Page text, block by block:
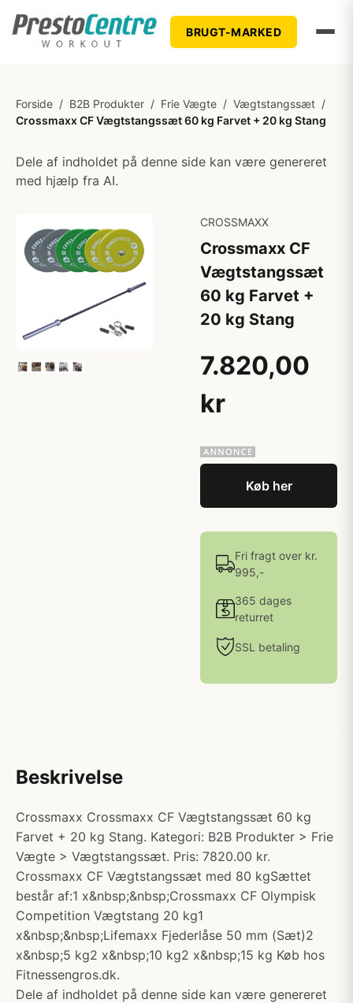
BRUGT-MARKED
Forside / B2B Produkter / Frie Vægte / Vægtstangssæt /
Crossmaxx CF Vægtstangssæt 60 kg Farvet + 20 kg Stang
Dele af indholdet på denne side kan være genereret
med hjælp fra AI.
CROSSMAXX
Crossmaxx CF
Vægtstangssæt
60 kg Farvet +
20 kg Stang
7.820,00
kr
Køb her
Fri fragt over kr.
995,-
365 dages
returret
SSL betaling
Beskrivelse
Crossmaxx Crossmaxx CF Vægtstangssæt 60 kg
Farvet + 20 kg Stang. Kategori: B2B Produkter > Frie
Vægte > Vægtstangssæt. Pris: 7820.00 kr.
Crossmaxx CF Vægtstangssæt med 80 kgSættet
består af:1 x&nbsp;&nbsp;Crossmaxx CF Olympisk
Competition Vægtstang 20 kg1
x&nbsp;&nbsp;Lifemaxx Fjederlåse 50 mm (Sæt)2
x&nbsp;5 kg2 x&nbsp;10 kg2 x&nbsp;15 kg Køb hos
Fitnessengros.dk.
Dele af indholdet på denne side kan være genereret